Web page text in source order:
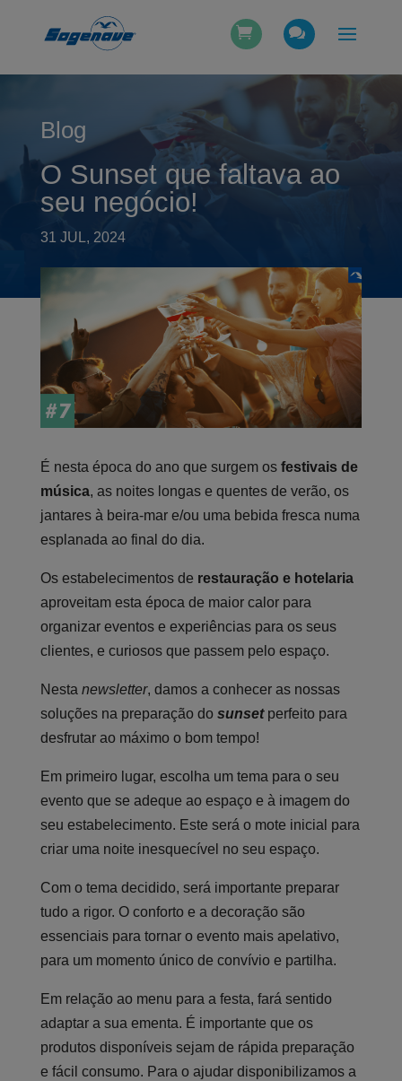
Blog
O Sunset que faltava ao
seu negócio!
31 JUL, 2024
É nesta época do ano que surgem os festivais de
música, as noites longas e quentes de verão, os
jantares à beira-mar e/ou uma bebida fresca numa
esplanada ao final do dia.
Os estabelecimentos de restauração e hotelaria
aproveitam esta época de maior calor para
organizar eventos e experiências para os seus
clientes, e curiosos que passem pelo espaço.
Nesta newsletter, damos a conhecer as nossas
soluções na preparação dosunset perfeito para
desfrutar ao máximo o bom tempo!
Em primeiro lugar, escolha um tema para o seu
evento que se adeque ao espaço e à imagem do
seu estabelecimento. Este será o mote inicial para
criar uma noite inesquecível no seu espaço.
Com o tema decidido, será importante preparar
tudo a rigor. O conforto e a decoração são
essenciais para tornar o evento mais apelativo,
para um momento único de convívio e partilha.
Em relação ao menu para a festa, fará sentido
adaptar a sua ementa. É importante que os
produtos disponíveis sejam de rápida preparação
e fácil consumo. Para o ajudar disponibilizamos a